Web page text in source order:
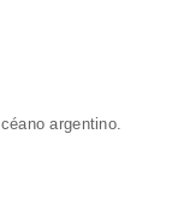
argentino.